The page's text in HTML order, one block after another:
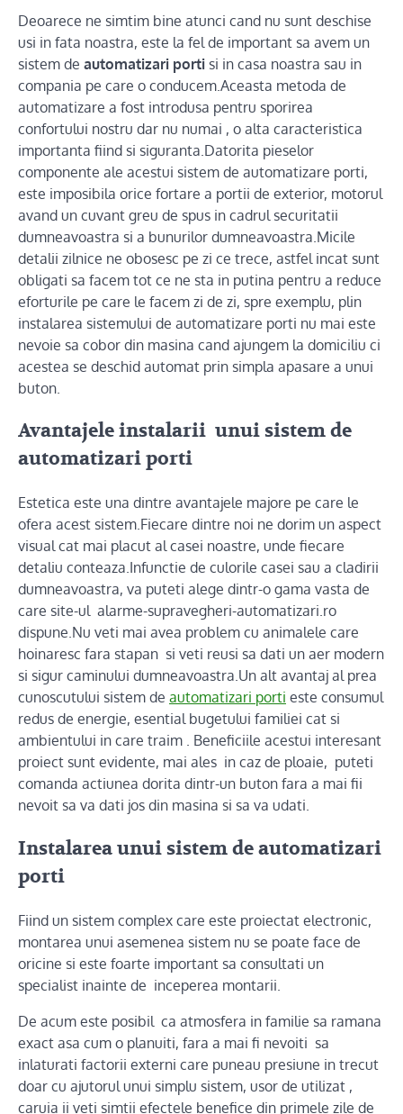
Deoarece ne simtim bine atunci cand nu sunt deschise
usi in fata noastra, este la fel de important sa avem un
sistem de automatizari porti si in casa noastra sau in
compania pe care o conducem.Aceasta metoda de
automatizare a fost introdusa pentru sporirea
confortului nostru dar nu numai , o alta caracteristica
importanta fiind si siguranta.Datorita pieselor
componente ale acestui sistem de automatizare porti,
este imposibila orice fortare a portii de exterior, motorul
avand un cuvant greu de spus in cadrul securitatii
dumneavoastra si a bunurilor dumneavoastra.Micile
detalii zilnice ne obosesc pe zi ce trece, astfel incat sunt
obligati sa facem tot ce ne sta in putina pentru a reduce
eforturile pe care le facem zi de zi, spre exemplu, plin
instalarea sistemului de automatizare porti nu mai este
nevoie sa cobor din masina cand ajungem la domiciliu ci
acestea se deschid automat prin simpla apasare a unui
buton.
Avantajele instalarii unui sistem de
automatizari porti
Estetica este una dintre avantajele majore pe care le
ofera acest sistem.Fiecare dintre noi ne dorim un aspect
visual cat mai placut al casei noastre, unde fiecare
detaliu conteaza.Infunctie de culorile casei sau a cladirii
dumneavoastra, va puteti alege dintr-o gama vasta de
care site-ul alarme-supravegheri-automatizari.ro
dispune.Nu veti mai avea problem cu animalele care
hoinaresc fara stapan si veti reusi sa dati un aer modern
si sigur caminului dumneavoastra.Un alt avantaj al prea
cunoscutului sistem de automatizari porti este consumul
redus de energie, esential bugetului familiei cat si
ambientului in care traim . Beneficiile acestui interesant
proiect sunt evidente, mai ales in caz de ploaie, puteti
comanda actiunea dorita dintr-un buton fara a mai fii
nevoit sa va dati jos din masina si sa va udati.
Instalarea unui sistem de automatizari
porti
Fiind un sistem complex care este proiectat electronic,
montarea unui asemenea sistem nu se poate face de
oricine si este foarte important sa consultati un
specialist inainte de inceperea montarii.
De acum este posibil ca atmosfera in familie sa ramana
exact asa cum o planuiti, fara a mai fi nevoiti sa
inlaturati factorii externi care puneau presiune in trecut
doar cu ajutorul unui simplu sistem, usor de utilizat ,
caruia ii veti simtii efectele benefice din primele zile de